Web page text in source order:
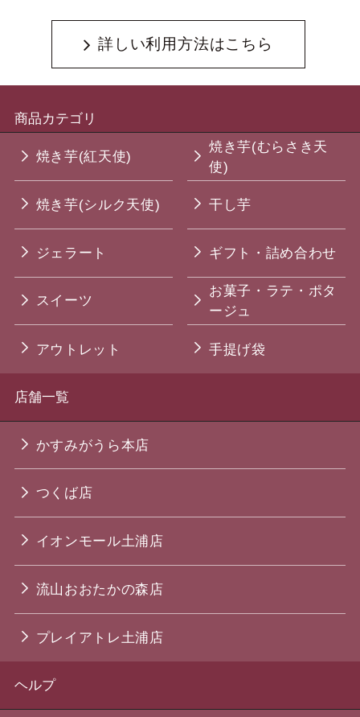
詳しい利用方法はこちら
商品カテゴリ
焼き芋(紅天使)
焼き芋(むらさき天
使)
焼き芋(シルク天使) 干し芋
ジェラート ギフト・詰め合わせ
スイーツ
お菓子・ラテ・ポタ
ージュ
アウトレット 手提げ袋
店舗一覧
かすみがうら本店
つくば店
イオンモール土浦店
流山おおたかの森店
プレイアトレ土浦店
ヘルプ